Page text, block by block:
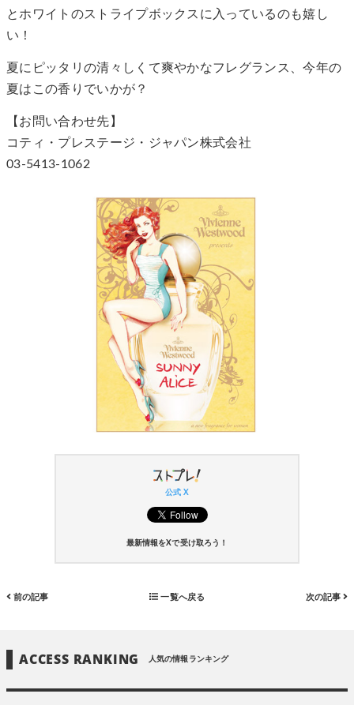
とホワイトのストライプボックスに入っているのも嬉し
い！
夏にピッタリの清々しくて爽やかなフレグランス、今年の
夏はこの香りでいかが？
【お問い合わせ先】
コティ・プレステージ・ジャパン株式会社
03-5413-1062
公式 X
最新情報をXで受け取ろう！
前の記事 一覧へ戻る 次の記事
ACCESS RANKING 人気の情報ランキング